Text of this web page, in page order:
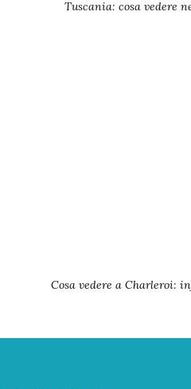
Tuscania: cosa vedere
Cosa vedere a Charleroi: